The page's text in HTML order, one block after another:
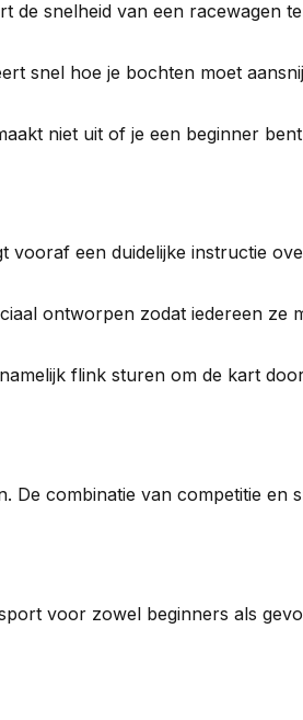
snelheid van een racewagen
snel hoe je bochten moet
niet uit of je een beginner
een duidelijke instructie
ontworpen zodat iedereen ze
flink sturen om de kart
combinatie van competitie en
voor zowel beginners als